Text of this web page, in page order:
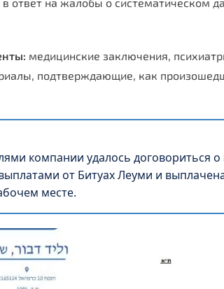
ответ на жалобы о систематическом
медицинские заключения,
подтверждающие, как
компании удалось договориться
от Битуах Леуми и
месте.